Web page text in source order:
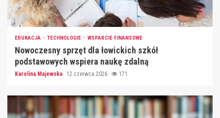
EDUKACJA TECHNOLOGIE WSPARCIE FINANSOWE
Nowoczesny sprzęt dla łowickich szkół
podstawowych wspiera naukę zdalną
Karolina Majewska 12 czerwca 2026 171